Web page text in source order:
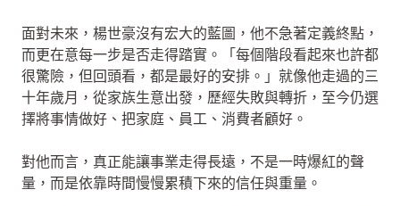
面對未來，楊世豪沒有宏大的藍圖，他不急著定義終點，
而更在意每一步是否走得踏實。「每個階段看起來也許都
很驚險，但回頭看，都是最好的安排。」就像他走過的三
十年歲月，從家族生意出發，歷經失敗與轉折，至今仍選
擇將事情做好、把家庭、員工、消費者顧好。
對他而言，真正能讓事業走得長遠，不是一時爆紅的聲
量，而是依靠時間慢慢累積下來的信任與重量。